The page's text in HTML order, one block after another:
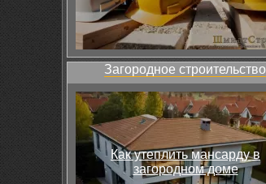
Загородное строительство
Как утеплить мансарду в
загородном доме